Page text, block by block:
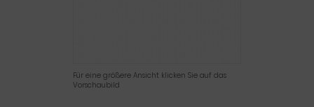
Für eine größere Ansicht klicken Sie auf das
Vorschaubild